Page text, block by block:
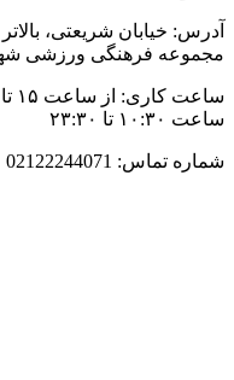
آدرس: خیابان شریعتی،
مجموعه فرهنگی ورزشی
ساعت ۱۰:۳۰ تا ۲۳:۳۰
شماره تماس: 02122244071